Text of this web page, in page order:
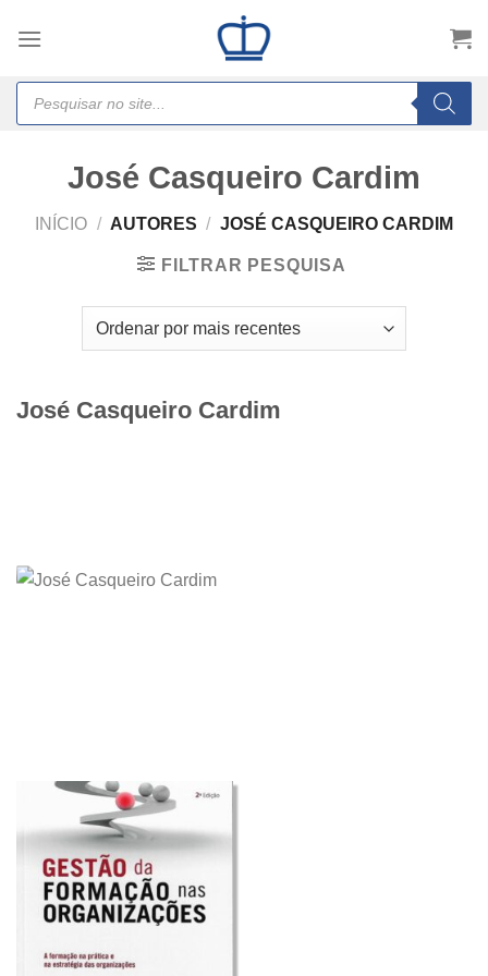
Products
search
José Casqueiro Cardim
INÍCIO / AUTORES / JOSÉ CASQUEIRO CARDIM
FILTRAR PESQUISA
José Casqueiro Cardim